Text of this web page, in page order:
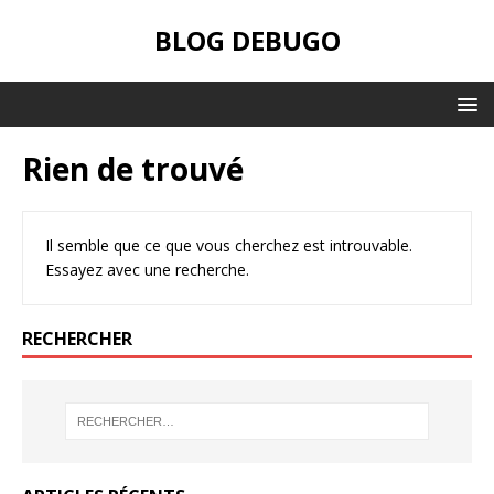
BLOG DEBUGO
Rien de trouvé
Il semble que ce que vous cherchez est introuvable.
Essayez avec une recherche.
RECHERCHER